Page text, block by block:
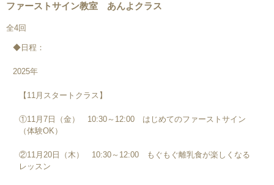
ファーストサイン教室 あんよクラス
全4回
◆日程：
2025年
【11月スタートクラス】
①11月7日（金） 10:30～12:00 はじめてのファーストサイン
（体験OK）
②11月20日（木） 10:30～12:00 もぐもぐ離乳食が楽しくなる
レッスン